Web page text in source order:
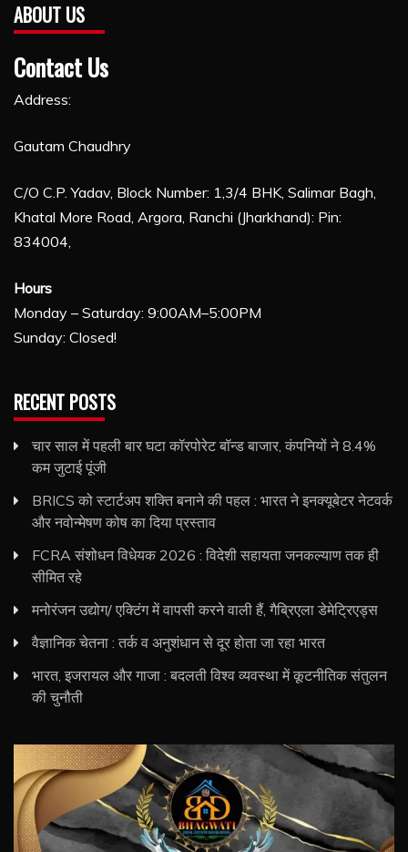
ABOUT US
Contact Us
Address:
Gautam Chaudhry
C/O C.P. Yadav, Block Number: 1,3/4 BHK, Salimar Bagh,
Khatal More Road, Argora, Ranchi (Jharkhand): Pin:
834004,
Hours
Monday – Saturday: 9:00AM–5:00PM
Sunday: Closed!
RECENT POSTS
चार साल में पहली बार घटा कॉरपोरेट बॉन्ड बाजार, कंपनियों ने 8.4%
कम जुटाई पूंजी
BRICS को स्टार्टअप शक्ति बनाने की पहल : भारत ने इनक्यूबेटर नेटवर्क
और नवोन्मेषण कोष का दिया प्रस्ताव
FCRA संशोधन विधेयक 2026 : विदेशी सहायता जनकल्याण तक ही
सीमित रहे
मनोरंजन उद्योग/ एक्टिंग में वापसी करने वाली हैं, गैब्रिएला डेमेट्रिएड्स
वैज्ञानिक चेतना : तर्क व अनुशंधान से दूर होता जा रहा भारत
भारत, इजरायल और गाजा : बदलती विश्व व्यवस्था में कूटनीतिक संतुलन
की चुनौती